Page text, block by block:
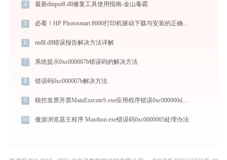
4 最新dinput8.dll修复工具使用指南-金山毒霸
5 必看！HP Photosmart 8000打印机驱动下载与安装的正确姿势
6 ntdll.dll错误报告解决方法详解
7 系统提示0xc000007b错误码的解决方法
8 错误码0xc000007b解决方法
9 税控发票开票MainExecuteS.exe应用程序错误0xc000000d解决方法
10 傲游浏览器主程序 Maxthon.exe错误码0xc0000005处理办法